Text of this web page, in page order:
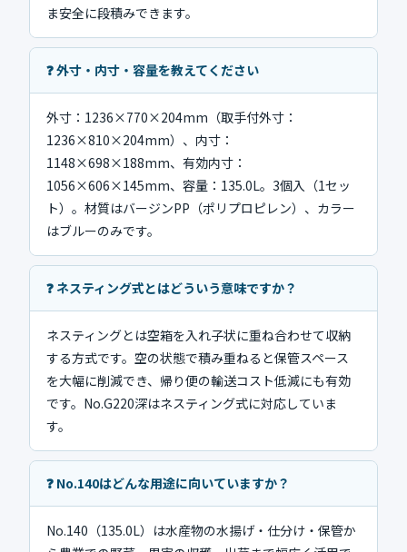
ま安全に段積みできます。
❓ 外寸・内寸・容量を教えてください
外寸：1236×770×204mm（取手付外寸：
1236×810×204mm）、内寸：
1148×698×188mm、有効内寸：
1056×606×145mm、容量：135.0L。3個入（1セッ
ト）。材質はバージンPP（ポリプロピレン）、カラー
はブルーのみです。
❓ ネスティング式とはどういう意味ですか？
ネスティングとは空箱を入れ子状に重ね合わせて収納
する方式です。空の状態で積み重ねると保管スペース
を大幅に削減でき、帰り便の輸送コスト低減にも有効
です。No.G220深はネスティング式に対応していま
す。
❓ No.140はどんな用途に向いていますか？
No.140（135.0L）は水産物の水揚げ・仕分け・保管か